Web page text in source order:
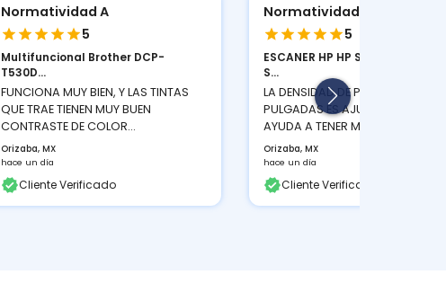
Normatividad A
5
Multifuncional Brother DCP-
T530D...
FUNCIONA MUY BIEN, Y LAS TINTAS
QUE TRAE TIENEN MUY BUEN
CONTRASTE DE COLOR...
Orizaba, MX
hace un día
Cliente Verificado
Normatividad A
5
ESCANER HP HP SCANJET PRO
S...
LA DENSIDAD DE PIXELES POR
PULGADAS ES AJUSTABLE LO QUE
AYUDA A TENER MEJOR...
Orizaba, MX
hace un día
Cliente Verificado